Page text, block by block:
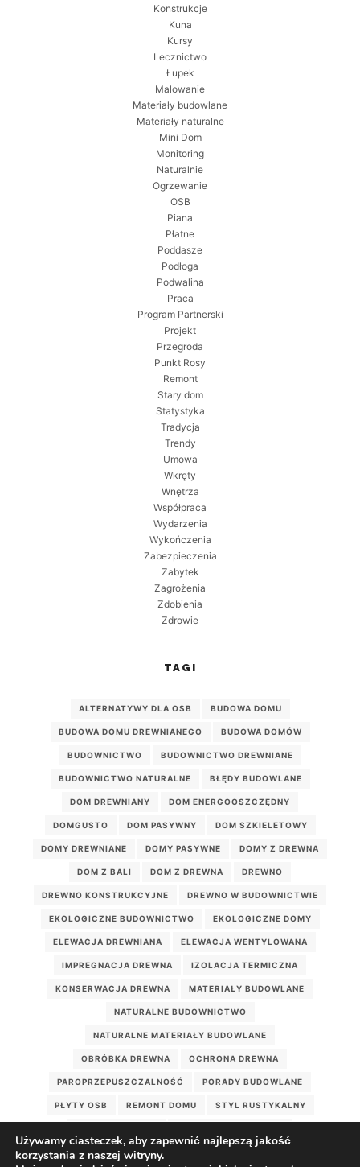
Konstrukcje
Kuna
Kursy
Lecznictwo
Łupek
Malowanie
Materiały budowlane
Materiały naturalne
Mini Dom
Monitoring
Naturalnie
Ogrzewanie
OSB
Piana
Płatne
Poddasze
Podłoga
Podwalina
Praca
Program Partnerski
Projekt
Przegroda
Punkt Rosy
Remont
Stary dom
Statystyka
Tradycja
Trendy
Umowa
Wkręty
Wnętrza
Współpraca
Wydarzenia
Wykończenia
Zabezpieczenia
Zabytek
Zagrożenia
Zdobienia
Zdrowie
TAGI
ALTERNATYWY DLA OSB BUDOWA DOMU
BUDOWA DOMU DREWNIANEGO BUDOWA DOMÓW
BUDOWNICTWO BUDOWNICTWO DREWNIANE
BUDOWNICTWO NATURALNE BŁĘDY BUDOWLANE
DOM DREWNIANY DOM ENERGOOSZCZĘDNY
DOMGUSTO DOM PASYWNY DOM SZKIELETOWY
DOMY DREWNIANE DOMY PASYWNE DOMY Z DREWNA
DOM Z BALI DOM Z DREWNA DREWNO
DREWNO KONSTRUKCYJNE DREWNO W BUDOWNICTWIE
EKOLOGICZNE BUDOWNICTWO EKOLOGICZNE DOMY
ELEWACJA DREWNIANA ELEWACJA WENTYLOWANA
IMPREGNACJA DREWNA IZOLACJA TERMICZNA
KONSERWACJA DREWNA MATERIAŁY BUDOWLANE
NATURALNE BUDOWNICTWO
NATURALNE MATERIAŁY BUDOWLANE
OBRÓBKA DREWNA OCHRONA DREWNA
PAROPRZEPUSZCZALNOŚĆ PORADY BUDOWLANE
PŁYTY OSB REMONT DOMU STYL RUSTYKALNY
WILGOĆ W DOMU
Używamy ciasteczek, aby zapewnić najlepszą jakość
korzystania z naszej witryny.